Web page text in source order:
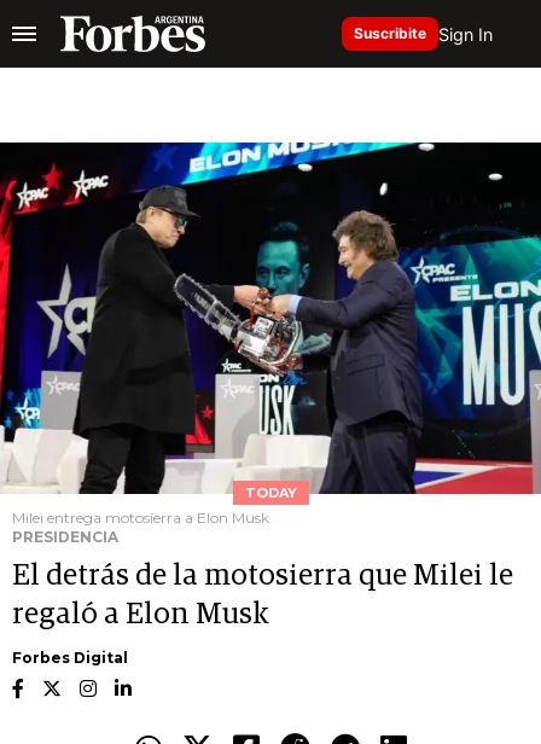
Suscribite Sign In
TODAY
Milei entrega motosierra a Elon Musk
PRESIDENCIA
El detrás de la motosierra que Milei le
regaló a Elon Musk
Forbes Digital